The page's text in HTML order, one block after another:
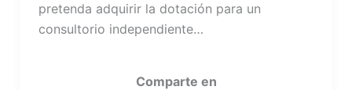
pretenda adquirir la dotación para un
consultorio independiente…
Comparte en